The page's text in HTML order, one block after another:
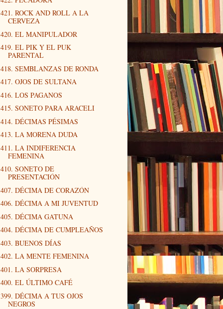
421. ROCK AND ROLL A LA
CERVEZA
420. EL MANIPULADOR
419. EL PIK Y EL PUK
PARENTAL
418. SEMBLANZAS DE RONDA
417. OJOS DE SULTANA
416. LOS PAGANOS
415. SONETO PARA ARACELI
414. DÉCIMAS PÉSIMAS
413. LA MORENA DUDA
411. LA INDIFERENCIA
FEMENINA
410. SONETO DE
PRESENTACIÓN
407. DÉCIMA DE CORAZÓN
406. DÉCIMA A MI JUVENTUD
405. DÉCIMA GATUNA
404. DÉCIMA DE CUMPLEAÑOS
403. BUENOS DÍAS
402. LA MENTE FEMENINA
401. LA SORPRESA
400. EL ÚLTIMO CAFÉ
399. DÉCIMA A TUS OJOS
NEGROS